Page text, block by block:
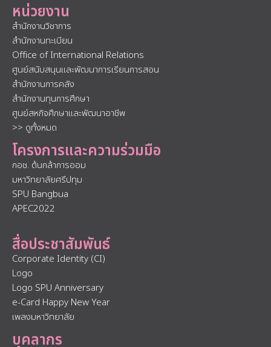
หน่วยงาน
สำนักงานวิชาการ
สำนักงานทะเบียน
Office of International Relations
ศูนย์สนับสนุนและพัฒนาการเรียนการสอน
สำนักงานการคลัง
สำนักงานทุนการศึกษา
ศูนย์สหกิจศึกษาและพัฒนาอาชีพ
>> ดูทั้งหมด
โครงการและความร่วมมือ
กอช. ต้นกล้าการออม
มหาวิทยาลัยศรีปทุม
SPU Bangbua
APEC2022
สื่อประชาสัมพันธ์
Corporate Identity (CI)
Logo
Logo SPU Anniversary
e-Card Happy New Year
เพลงมหาวิทยาลัย
บุคลากร